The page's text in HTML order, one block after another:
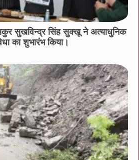
सुखविन्द्र सिंह सुक्खू ने अत्याधुनिक
का शुभारंभ किया।